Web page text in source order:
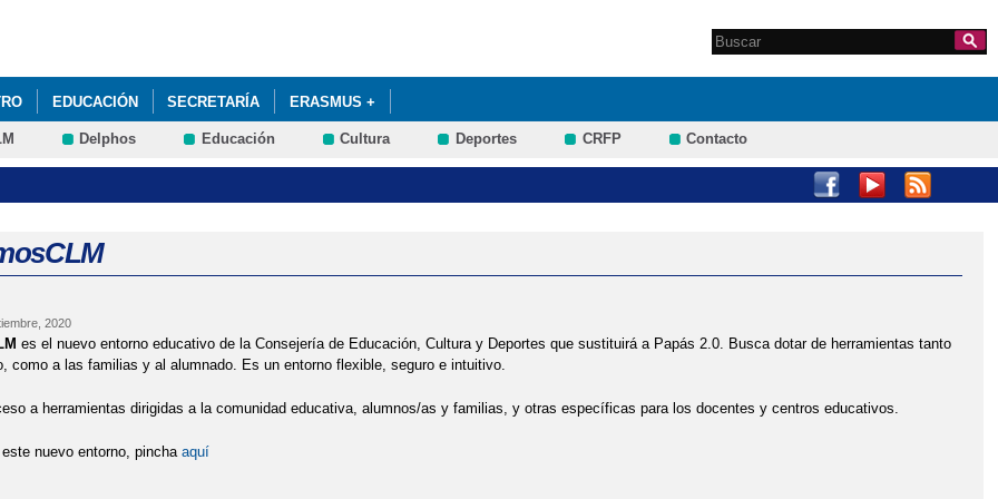
Formulario de
Search this site
EDUCACIÓN SECRETARÍA ERASMUS +
Delphos Educación Cultura Deportes CRFP Contacto
2020
es el nuevo entorno educativo de la Consejería de Educación, Cultura y Deportes que sustituirá a Papás 2.0. Busca dotar de herramientas tanto
como a las familias y al alumnado. Es un entorno flexible, seguro e intuitivo.
a herramientas dirigidas a la comunidad educativa, alumnos/as y familias, y otras específicas para los docentes y centros educativos.
nuevo entorno, pinchaaquí